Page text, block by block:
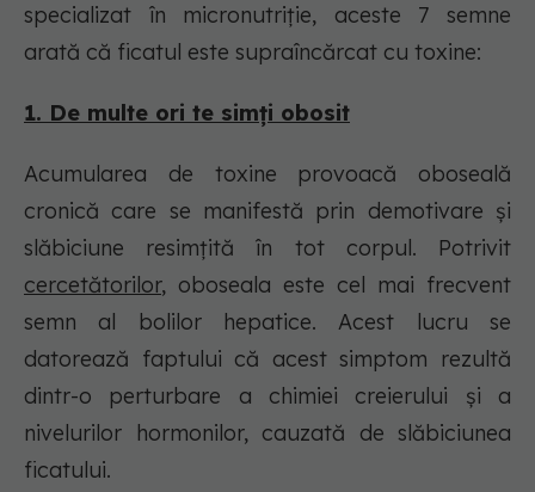
specializat în micronutriție, aceste 7 semne
arată că ficatul este supraîncărcat cu toxine:
1. De multe ori te simți obosit
Acumularea de toxine provoacă oboseală
cronică care se manifestă prin demotivare și
slăbiciune resimțită în tot corpul. Potrivit
cercetătorilor, oboseala este cel mai frecvent
semn al bolilor hepatice. Acest lucru se
datorează faptului că acest simptom rezultă
dintr-o perturbare a chimiei creierului și a
nivelurilor hormonilor, cauzată de slăbiciunea
ficatului.